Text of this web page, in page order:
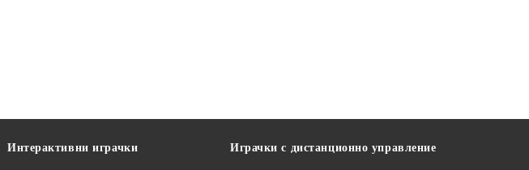
Интерактивни играчки Играчки с дистанционно управление